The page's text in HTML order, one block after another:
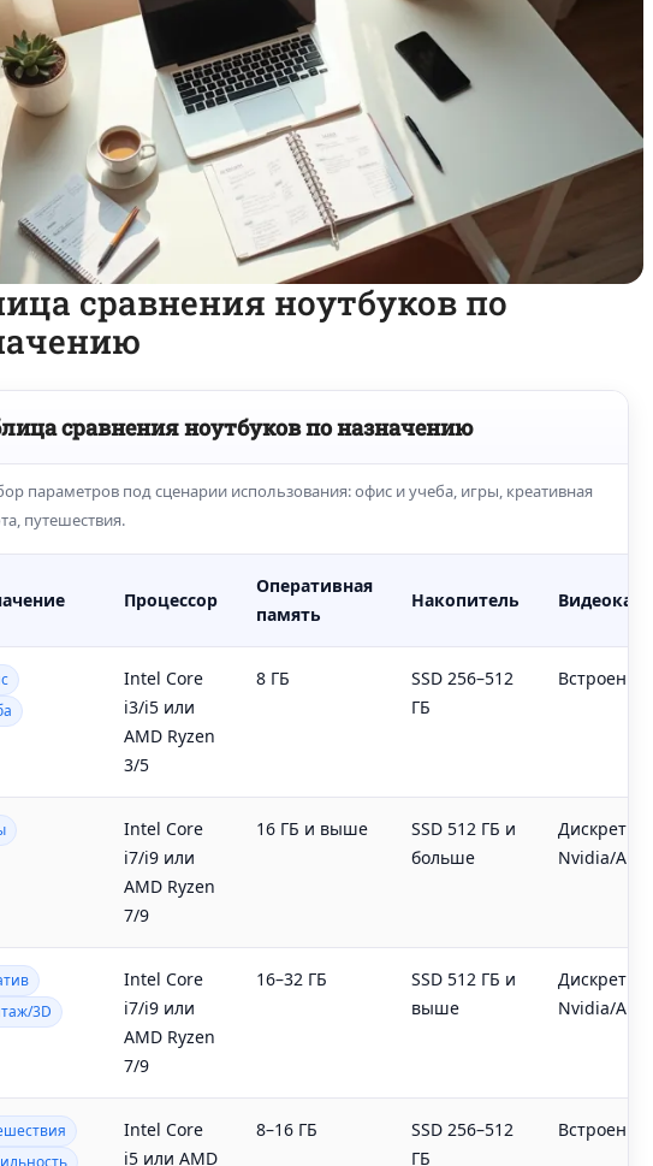
сравнения ноутбуков по
сравнения ноутбуков по назначению
параметров под сценарии использования: офис и учеба, игры, креативная
путешествия.
Процессор
Оперативная
память
Накопитель Видеокарта
Intel Core
i3/i5 или
AMD Ryzen
3/5
8 ГБ
SSD 256–512
ГБ
Встроенная
Intel Core
i7/i9 или
AMD Ryzen
7/9
16 ГБ и выше
SSD 512 ГБ и
больше
Дискретная
Nvidia/AMD
3D
Intel Core
i7/i9 или
AMD Ryzen
7/9
16–32 ГБ
SSD 512 ГБ и
выше
Дискретная
Nvidia/AMD
Intel Core
i5 или AMD
8–16 ГБ
SSD 256–512
ГБ
Встроенная